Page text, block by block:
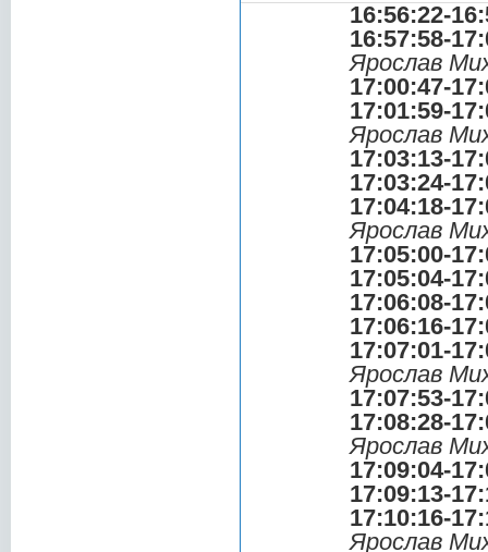
16:56:22-
16:57:58-
Ярослав
17:00:47-
17:01:59-
Ярослав
17:03:13-
17:03:24-
17:04:18-
Ярослав
17:05:00-
17:05:04-
17:06:08-
17:06:16-
17:07:01-
Ярослав
17:07:53-
17:08:28-
Ярослав
17:09:04-
17:09:13-
17:10:16-
Ярослав